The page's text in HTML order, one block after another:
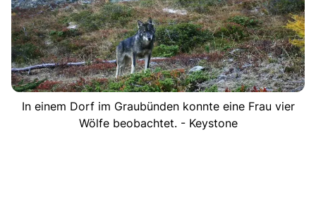
In einem Dorf im Graubünden konnte eine Frau vier
Wölfe beobachtet. - Keystone